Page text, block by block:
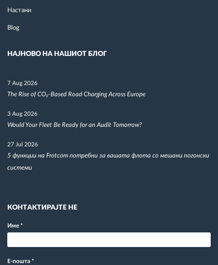
Настани
Blog
НАЈНОВО НА НАШИОТ БЛОГ
7 Aug 2026
The Rise of CO₂-Based Road Charging Across Europe
3 Aug 2026
Would Your Fleet Be Ready for an Audit Tomorrow?
27 Jul 2026
5 функции на Frotcom потребни за вашата флота со мешани погонски
системи
КОНТАКТИРАЈТЕ НЕ
Име *
Е-пошта *